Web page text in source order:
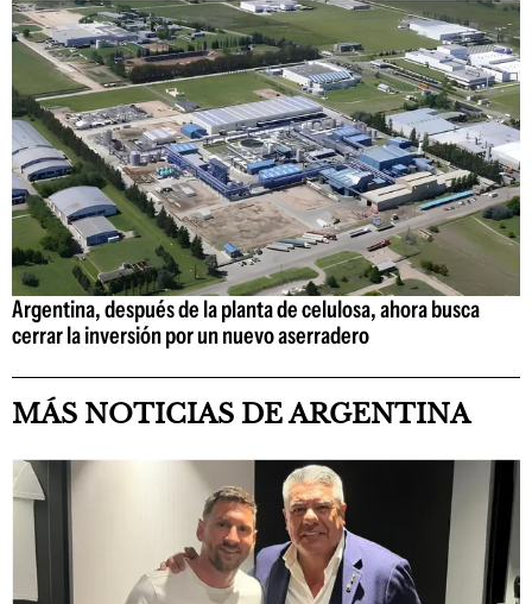
Argentina, después de la planta de celulosa, ahora busca
cerrar la inversión por un nuevo aserradero
MÁS NOTICIAS DE ARGENTINA